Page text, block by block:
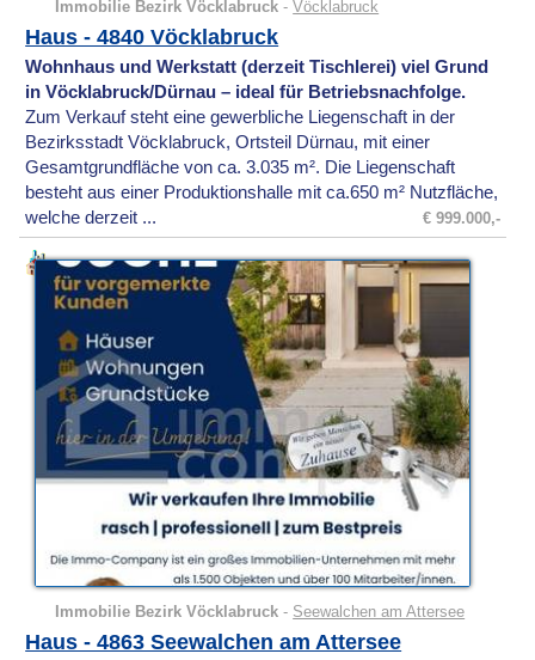
Immobilie Bezirk Vöcklabruck -Vöcklabruck
Haus - 4840 Vöcklabruck
Wohnhaus und Werkstatt (derzeit Tischlerei) viel Grund
in Vöcklabruck/Dürnau – ideal für Betriebsnachfolge.
Zum Verkauf steht eine gewerbliche Liegenschaft in der
Bezirksstadt Vöcklabruck, Ortsteil Dürnau, mit einer
Gesamtgrundfläche von ca. 3.035 m². Die Liegenschaft
besteht aus einer Produktionshalle mit ca.650 m² Nutzfläche,
welche derzeit ...
€ 999.000,-
Immobilie Bezirk Vöcklabruck - Seewalchen am Attersee
Haus - 4863 Seewalchen am Attersee